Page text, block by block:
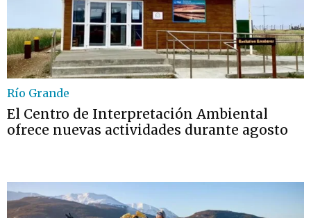
Río Grande
El Centro de Interpretación Ambiental
ofrece nuevas actividades durante agosto